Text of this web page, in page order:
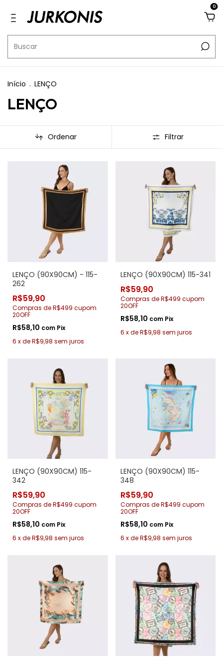
0
Início . LENÇO
LENÇO
Ordenar Filtrar
LENÇO (90X90CM) - 115-
262
R$59,90
Compras de R$499 cupom
20OFF
R$58,10 com Pix
6 xdeR$9,98 sem juros
LENÇO (90X90CM) 115-341
R$59,90
Compras de R$499 cupom
20OFF
R$58,10 com Pix
6 xdeR$9,98 sem juros
LENÇO (90X90CM) 115-
342
R$59,90
Compras de R$499 cupom
20OFF
R$58,10 com Pix
6 xdeR$9,98 sem juros
LENÇO (90X90CM) 115-
348
R$59,90
Compras de R$499 cupom
20OFF
R$58,10 com Pix
6 xdeR$9,98 sem juros